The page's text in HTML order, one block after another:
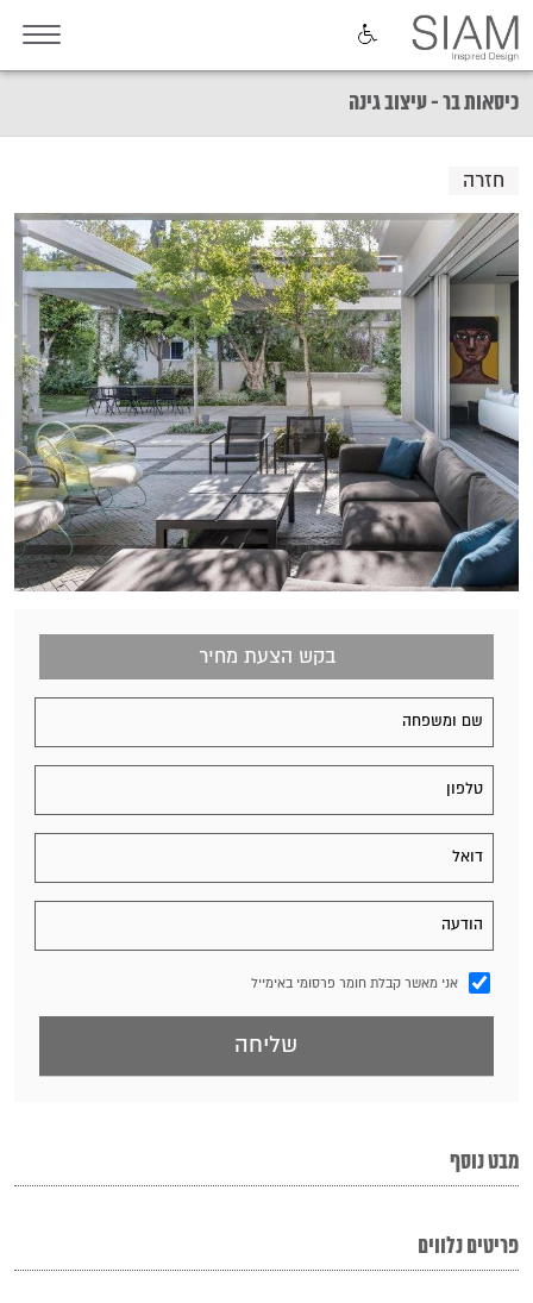
כיסאות בר - עיצוב גינה
חזרה
בקש הצעת מחיר
אני מאשר קבלת חומר פרסומי באימייל
מבט נוסף
פריטים נלווים